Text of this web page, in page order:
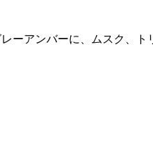
ーアンバーに、ムスク、